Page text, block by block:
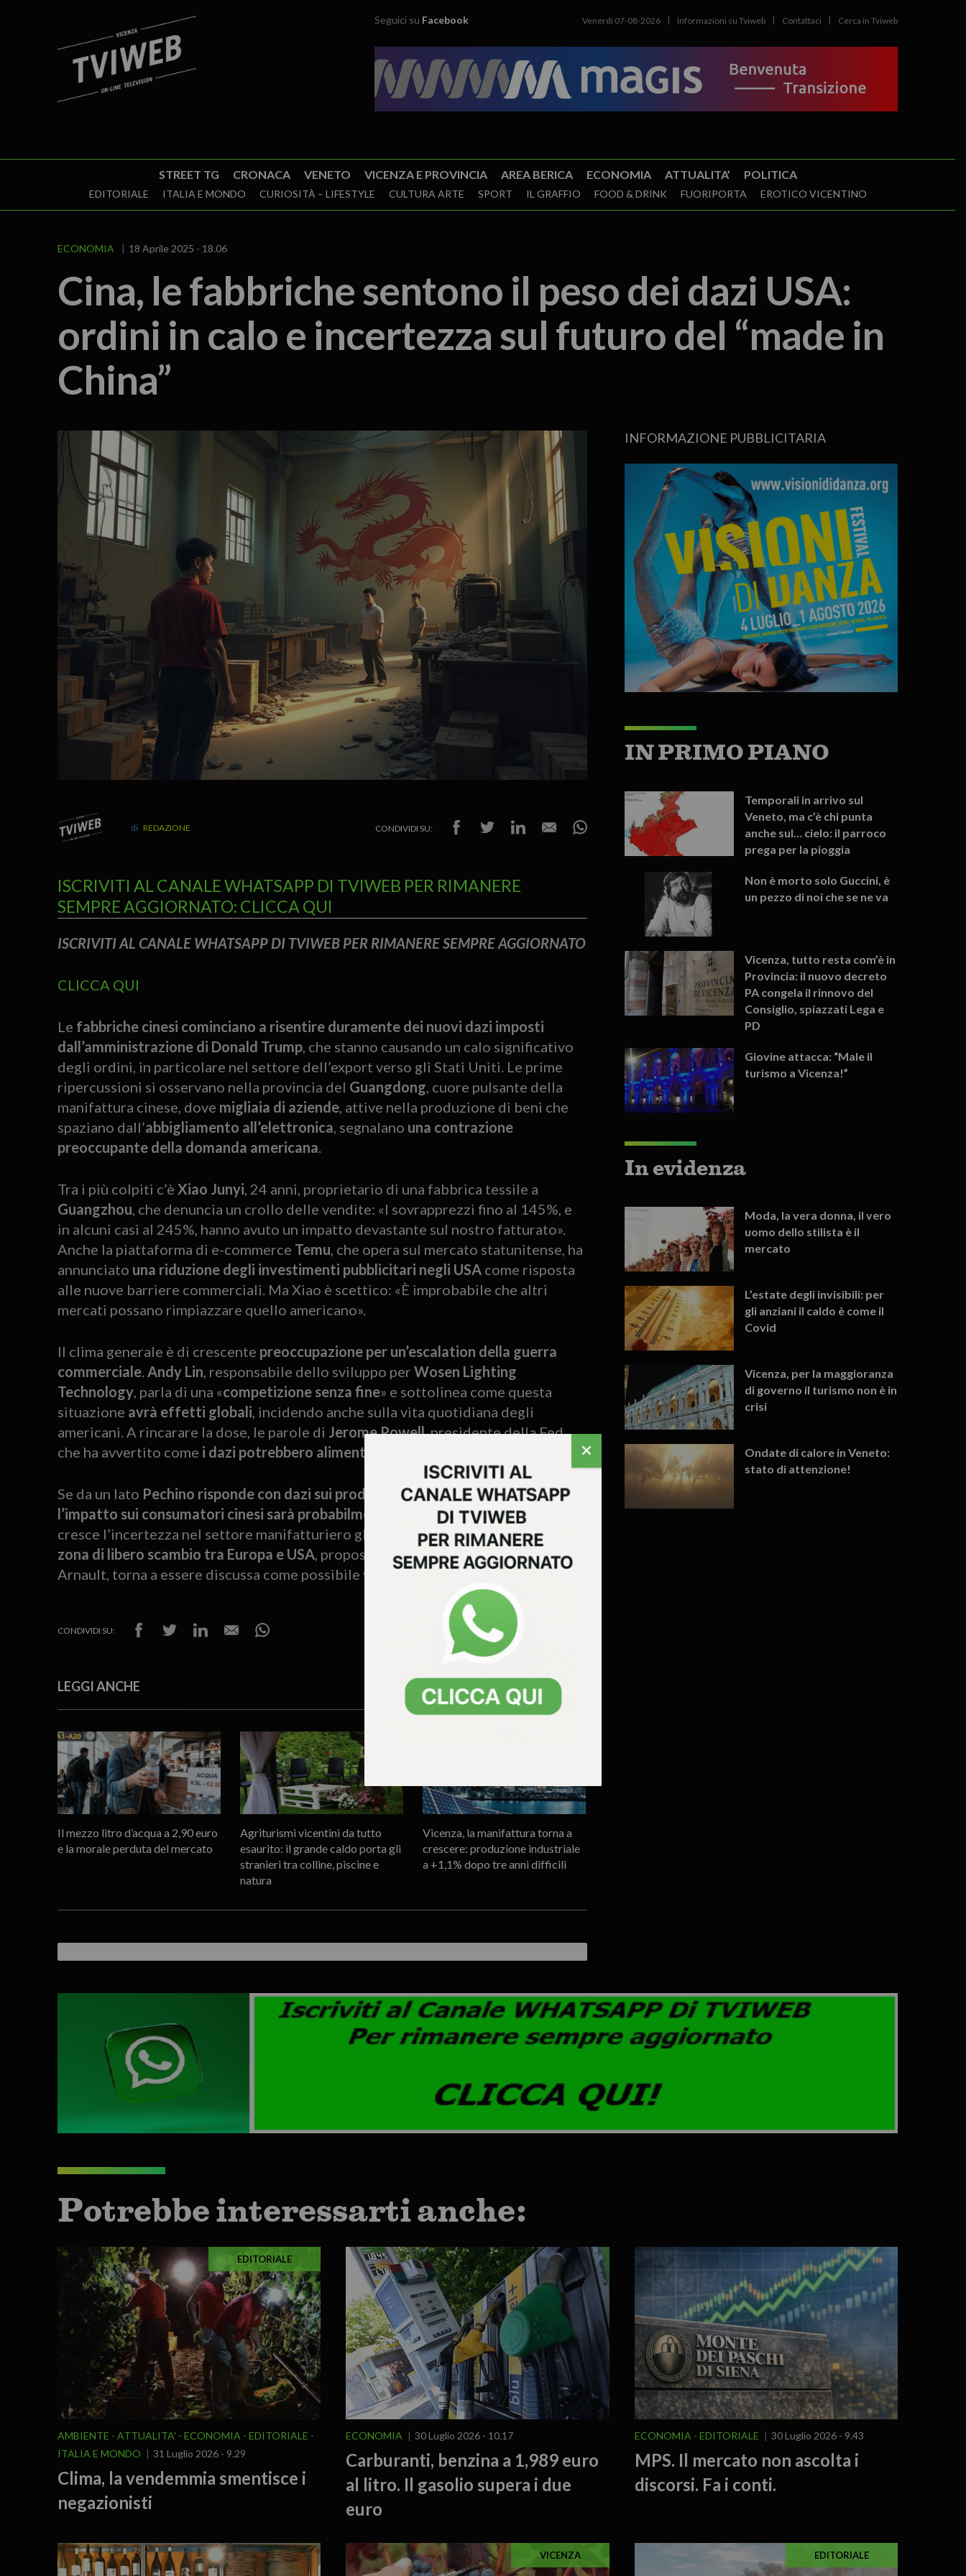
Seguici su Facebook Venerdì 07-08-2026 Informazioni su Tviweb Contattaci Cerca in Tviweb
STREET TG CRONACA VENETO VICENZA E PROVINCIA AREA BERICA ECONOMIA ATTUALITA’ POLITICA
EDITORIALE ITALIA E MONDO CURIOSITÀ – LIFESTYLE CULTURA ARTE SPORT IL GRAFFIO FOOD & DRINK FUORIPORTA EROTICO VICENTINO
ECONOMIA 18 Aprile 2025 - 18.06
Cina, le fabbriche sentono il peso dei dazi USA:
ordini in calo e incertezza sul futuro del “made in
China”
REDAZIONE CONDIVIDI SU:
ISCRIVITI AL CANALE WHATSAPP DI TVIWEB PER RIMANERE
SEMPRE AGGIORNATO: CLICCA QUI
ISCRIVITI AL CANALE WHATSAPP DI TVIWEB PER RIMANERE SEMPRE AGGIORNATO
CLICCA QUI
Le fabbriche cinesi cominciano a risentire duramente dei nuovi dazi imposti
dall’amministrazione di Donald Trump, che stanno causando un calo significativo
degli ordini, in particolare nel settore dell’export verso gli Stati Uniti. Le prime
ripercussioni si osservano nella provincia del Guangdong, cuore pulsante della
manifattura cinese, dove migliaia di aziende, attive nella produzione di beni che
spaziano dall’abbigliamento all’elettronica, segnalano una contrazione
preoccupante della domanda americana.
Tra i più colpiti c’è Xiao Junyi, 24 anni, proprietario di una fabbrica tessile a
Guangzhou, che denuncia un crollo delle vendite: «I sovrapprezzi fino al 145%, e
in alcuni casi al 245%, hanno avuto un impatto devastante sul nostro fatturato».
Anche la piattaforma di e-commerce Temu, che opera sul mercato statunitense, ha
annunciato una riduzione degli investimenti pubblicitari negli USAcome risposta
alle nuove barriere commerciali. Ma Xiao è scettico: «È improbabile che altri
mercati possano rimpiazzare quello americano».
Il clima generale è di crescente preoccupazione per un’escalation della guerra
commerciale.Andy Lin, responsabile dello sviluppo per Wosen Lighting
Technology, parla di una «competizione senza fine» e sottolinea come questa
situazione avrà effetti globali, incidendo anche sulla vita quotidiana degli
americani. A rincarare la dose, le parole di Jerome Powell, presidente della Fed,
che ha avvertito come i dazi potrebbero alimentare l’inflazione
Se da un lato Pechino risponde con dazi sui prodotti americani, Lin osserva che
l’impatto sui consumatori cinesi sarà probabilmente più contenuto. Intanto,
cresce l’incertezza nel settore manifatturiero globale, mentre la possibilità di una
zona di libero scambio tra Europa e USA, proposta recentemente da Bernard
Arnault, torna a essere discussa come possibile via d’uscita.
CONDIVIDI SU:
LEGGI ANCHE
Il mezzo litro d’acqua a 2,90 euro
e la morale perduta del mercato
Agriturismi vicentini da tutto
esaurito: il grande caldo porta gli
stranieri tra colline, piscine e
natura
Vicenza, la manifattura torna a
crescere: produzione industriale
a +1,1% dopo tre anni difficili
INFORMAZIONE PUBBLICITARIA
IN PRIMO PIANO
Temporali in arrivo sul
Veneto, ma c’è chi punta
anche sul… cielo: il parroco
prega per la pioggia
Non è morto solo Guccini, è
un pezzo di noi che se ne va
Vicenza, tutto resta com’è in
Provincia: il nuovo decreto
PA congela il rinnovo del
Consiglio, spiazzati Lega e
PD
Giovine attacca: “Male il
turismo a Vicenza!”
In evidenza
Moda, la vera donna, il vero
uomo dello stilista è il
mercato
L’estate degli invisibili: per
gli anziani il caldo è come il
Covid
Vicenza, per la maggioranza
di governo il turismo non è in
crisi
Ondate di calore in Veneto:
stato di attenzione!
Potrebbe interessarti anche:
EDITORIALE
AMBIENTE ATTUALITA' ECONOMIA
EDITORIALE
ITALIA E MONDO
31 Luglio 2026 - 9.29
Clima, la vendemmia smentisce i
negazionisti
ECONOMIA 30 Luglio 2026 - 10.17
Carburanti, benzina a 1,989 euro
al litro. Il gasolio supera i due
euro
ECONOMIA EDITORIALE 30 Luglio 2026 - 9.43
MPS. Il mercato non ascolta i
discorsi. Fa i conti.
VICENZA EDITORIALE